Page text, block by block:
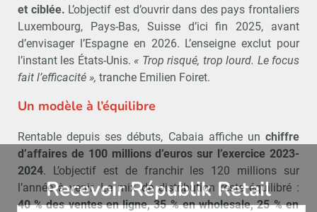
et ciblée. L’objectif est d’ouvrir dans des pays frontaliers
Luxembourg, Pays-Bas, Suisse d’ici fin 2025, avant
d’envisager l’Espagne en 2026. L’enseigne exclut pour
l’instant les États-Unis. « Trop risqué, trop lourd. Le focus
fait l’efficacité », tranche Emilien Foiret.
Un modèle à l’équilibre
Rentable depuis ses débuts, Cabaia affiche un chiffre
d’affaires de 100 millions d’euros sur l’exercice 2023-
2024. L’objectif est de franchir les 120 millions sur
l’année à venir. Le mix de distribution reste équilibré :
40 % des ventes en ligne, 35 % en wholesale, 25 % en
Recevoir Républik Retail